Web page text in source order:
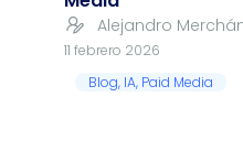
Alejandro
11 febrero 2026
Blog, IA, Paid Media